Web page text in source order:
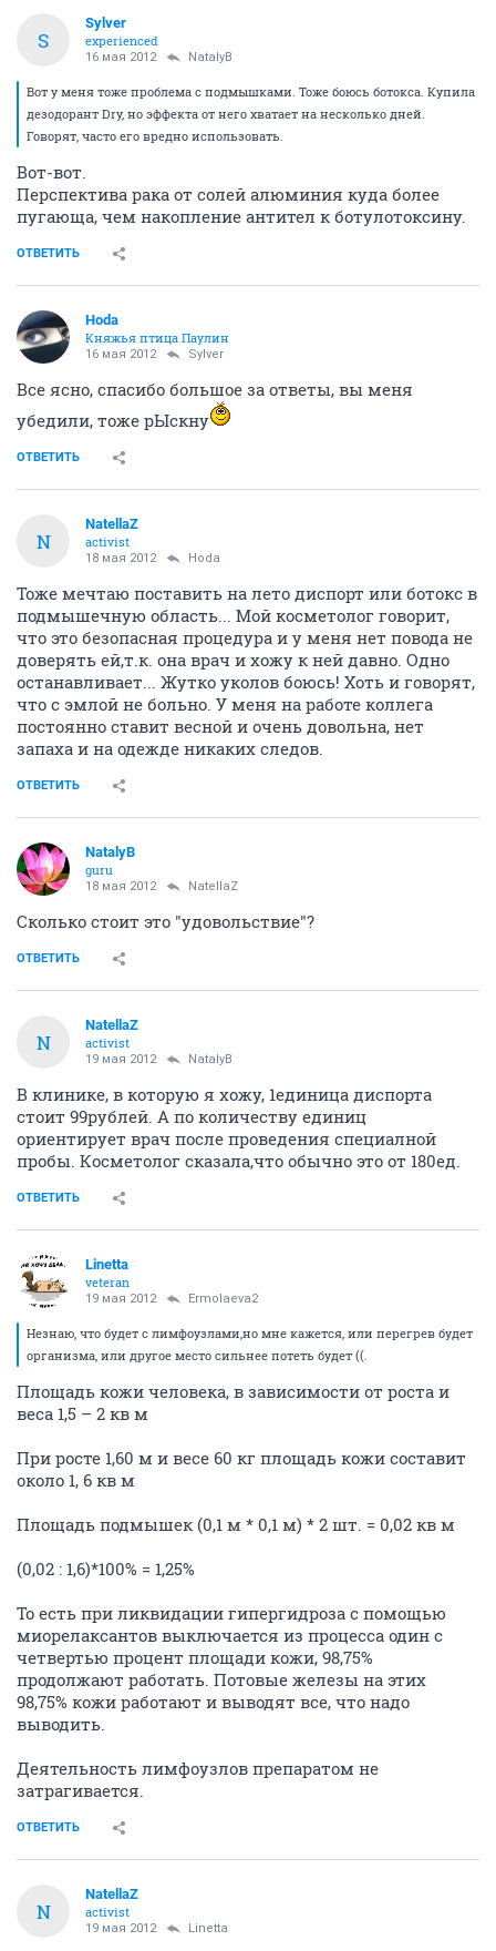
S
Sylver
experienced
16 мая 2012 NatalyB
Вот у меня тоже проблема с подмышками. Тоже боюсь ботокса. Купила
дезодорант Dry, но эффекта от него хватает на несколько дней.
Говорят, часто его вредно использовать.
Вот-вот.
Перспектива рака от солей алюминия куда более
пугающа, чем накопление антител к ботулотоксину.
ОТВЕТИТЬ
Hoda
Княжья птица Паулин
16 мая 2012 Sylver
Все ясно, спасибо большое за ответы, вы меня
убедили, тоже рЫскну
ОТВЕТИТЬ
N
NatellaZ
activist
18 мая 2012 Hoda
Тоже мечтаю поставить на лето диспорт или ботокс в
подмышечную область... Мой косметолог говорит,
что это безопасная процедура и у меня нет повода не
доверять ей,т.к. она врач и хожу к ней давно. Одно
останавливает... Жутко уколов боюсь! Хоть и говорят,
что с эмлой не больно. У меня на работе коллега
постоянно ставит весной и очень довольна, нет
запаха и на одежде никаких следов.
ОТВЕТИТЬ
NatalyB
guru
18 мая 2012 NatellaZ
Сколько стоит это "удовольствие"?
ОТВЕТИТЬ
N
NatellaZ
activist
19 мая 2012 NatalyB
В клинике, в которую я хожу, 1единица диспорта
стоит 99рублей. А по количеству единиц
ориентирует врач после проведения специалной
пробы. Косметолог сказала,что обычно это от 180ед.
ОТВЕТИТЬ
Linetta
veteran
19 мая 2012 Ermolaeva2
Незнаю, что будет с лимфоузлами,но мне кажется, или перегрев будет
организма, или другое место сильнее потеть будет ((.
Площадь кожи человека, в зависимости от роста и
веса 1,5 – 2 кв м
При росте 1,60 м и весе 60 кг площадь кожи составит
около 1, 6 кв м
Площадь подмышек (0,1 м * 0,1 м) * 2 шт. = 0,02 кв м
(0,02 : 1,6)*100% = 1,25%
То есть при ликвидации гипергидроза с помощью
миорелаксантов выключается из процесса один с
четвертью процент площади кожи, 98,75%
продолжают работать. Потовые железы на этих
98,75% кожи работают и выводят все, что надо
выводить.
Деятельность лимфоузлов препаратом не
затрагивается.
ОТВЕТИТЬ
N
NatellaZ
activist
19 мая 2012 Linetta